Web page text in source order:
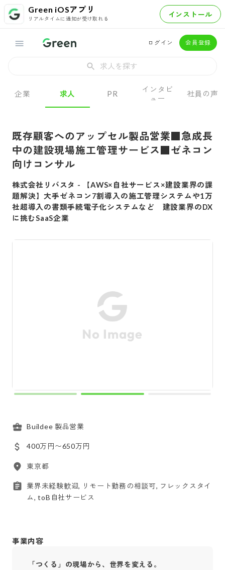
Green iOSアプリ
リアルタイムに通知が受け取れる インストール
ログイン 会員登録
求人を探す
企業 求人 PR
インタビ
ュー
社員の声
既存顧客へのアップセル製品営業■急成長
中の建設現場施工管理サービス■ゼネコン
向けコンサル
株式会社リバスタ -
【AWS×自社サービス×建設業界の課
題解決】大手ゼネコン7割導入の施工管理システムや1万
社超導入の書類手続電子化システムなど 建設業界のDX
に挑むSaaS企業
Buildee 製品営業
400万円〜650万円
東京都
業界未経験歓迎, リモート勤務の相談可, フレックスタイ
ム, toB自社サービス
事業内容
「つくる」の現場から、世界を変える。